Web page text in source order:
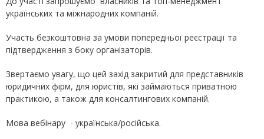
українських та міжнародних компаній.
Участь безкоштовна за умови попередньої реєстрації та
підтвердження з боку організаторів.
Звертаємо увагу, що цей захід закритий для представників
юридичних фірм, для юристів, які займаються приватною
практикою, а також для консалтингових компаній.
Мова вебінару - українська/російська.